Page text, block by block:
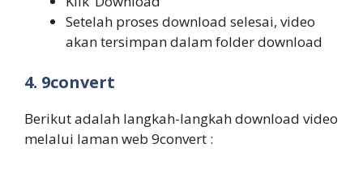
Setelah proses download selesai, video
akan tersimpan dalam folder download
4. 9convert
Berikut adalah langkah-langkah download video
melalui laman web 9convert :